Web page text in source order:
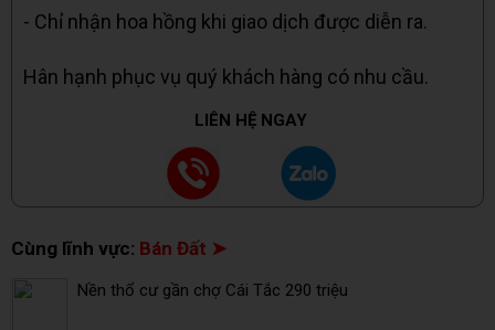
- Chỉ nhận hoa hồng khi giao dịch được diễn ra.
Hân hạnh phục vụ quý khách hàng có nhu cầu.
LIÊN HỆ NGAY
Cùng lĩnh vực: Bán Đất ➤
Nền thổ cư gần chợ Cái Tắc 290 triệu